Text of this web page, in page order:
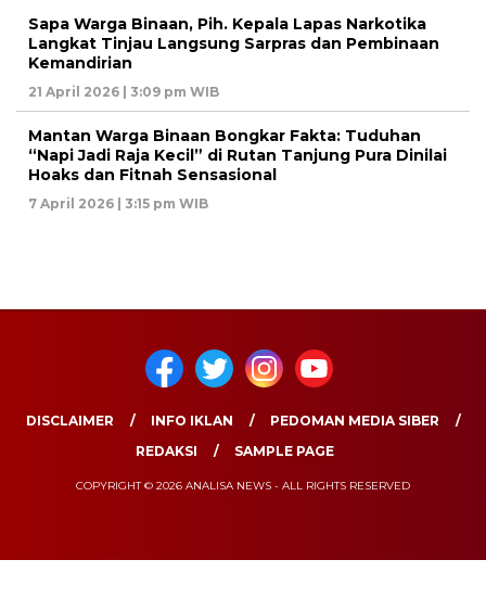
Sapa Warga Binaan, Pih. Kepala Lapas Narkotika
Langkat Tinjau Langsung Sarpras dan Pembinaan
Kemandirian
21 April 2026 | 3:09 pm WIB
Mantan Warga Binaan Bongkar Fakta: Tuduhan
“Napi Jadi Raja Kecil” di Rutan Tanjung Pura Dinilai
Hoaks dan Fitnah Sensasional
7 April 2026 | 3:15 pm WIB
DISCLAIMER INFO IKLAN
PEDOMAN MEDIA SIBER
REDAKSI
SAMPLE PAGE
COPYRIGHT © 2026 ANALISA NEWS - ALL RIGHTS RESERVED